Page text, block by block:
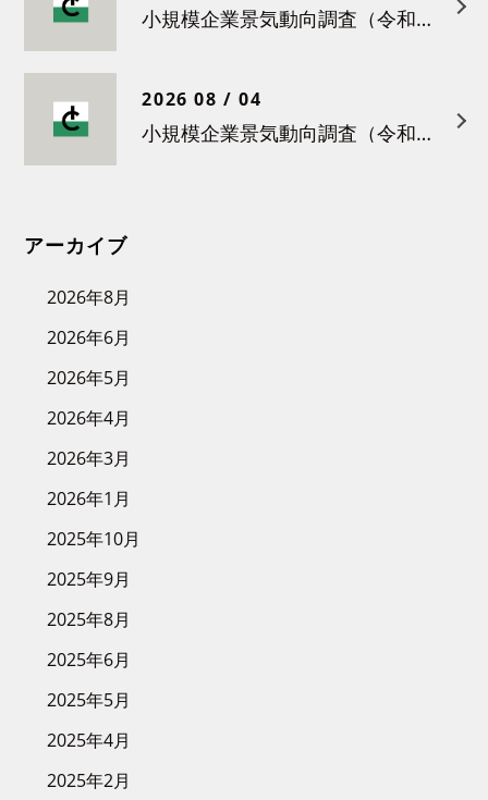
小規模企業景気動向調査（令和８年４月）結果について
2026 08 / 04
小規模企業景気動向調査（令和８年３月）結果について
アーカイブ
2026年8月
2026年6月
2026年5月
2026年4月
2026年3月
2026年1月
2025年10月
2025年9月
2025年8月
2025年6月
2025年5月
2025年4月
2025年2月